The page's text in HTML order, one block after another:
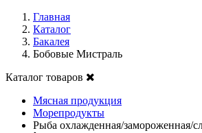
Главная
Каталог
Бакалея
Бобовые Мистраль
Каталог товаров
Мясная продукция
Морепродукты
Рыба охлажденная/замороженная/